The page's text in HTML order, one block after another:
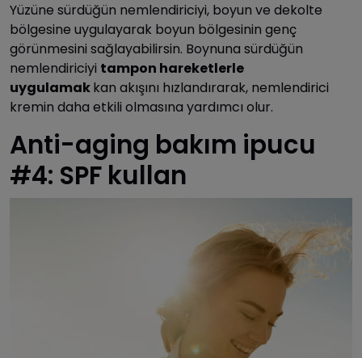
Yüzüne sürdüğün nemlendiriciyi, boyun ve dekolte
bölgesine uygulayarak boyun bölgesinin genç
görünmesini sağlayabilirsin. Boynuna sürdüğün
nemlendiriciyi tampon hareketlerle
uygulamakkan akışını hızlandırarak, nemlendirici
kremin daha etkili olmasına yardımcı olur.
Anti-aging bakım ipucu
#4: SPF kullan